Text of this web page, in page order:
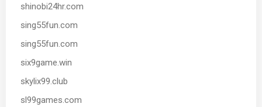
shinobi24hr.com
sing55fun.com
sing55fun.com
six9game.win
skylix99.club
sl99games.com